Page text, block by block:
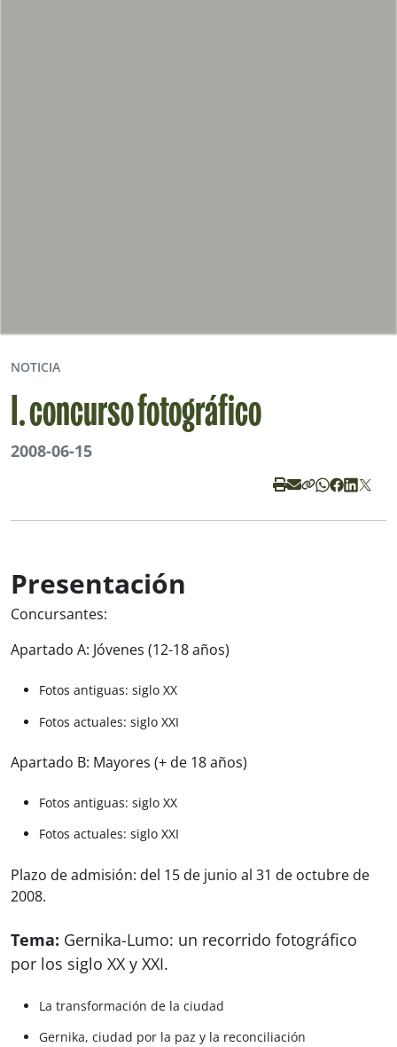
NOTICIA
I. concurso fotográfico
2008-06-15
Presentación
Concursantes:
Apartado A: Jóvenes (12-18 años)
Fotos antiguas: siglo XX
Fotos actuales: siglo XXI
Apartado B: Mayores (+ de 18 años)
Fotos antiguas: siglo XX
Fotos actuales: siglo XXI
Plazo de admisión: del 15 de junio al 31 de octubre de
2008.
Tema: Gernika-Lumo: un recorrido fotográfico
por los siglo XX y XXI.
La transformación de la ciudad
Gernika, ciudad por la paz y la reconciliación